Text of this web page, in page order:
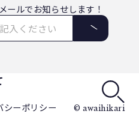
ールでお知らせします！
シーポリシー © awaihikari